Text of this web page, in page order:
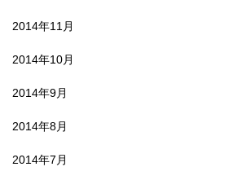
2014年11月
2014年10月
2014年9月
2014年8月
2014年7月